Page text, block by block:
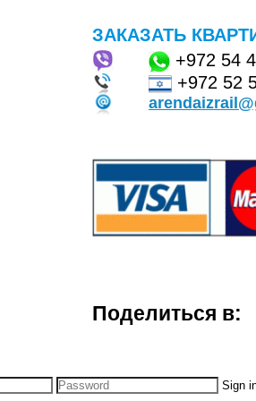
ЗАКАЗАТЬ
+972 54
+972 52
Поделиться в:
Sign